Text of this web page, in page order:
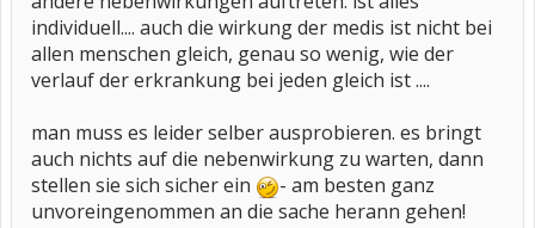
individuell.... auch die wirkung der medis ist nicht bei
allen menschen gleich, genau so wenig, wie der
verlauf der erkrankung bei jeden gleich ist ....
man muss es leider selber ausprobieren. es bringt
auch nichts auf die nebenwirkung zu warten, dann
stellen sie sich sicher ein
- am besten ganz
unvoreingenommen an die sache herann gehen!